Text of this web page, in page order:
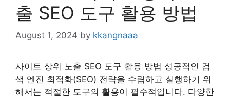
출 SEO 도구 활용 방법
August 1, 2024 by kkangnaaa
사이트 상위 노출 SEO 도구 활용 방법 성공적인 검
색 엔진 최적화(SEO) 전략을 수립하고 실행하기 위
해서는 적절한 도구의 활용이 필수적입니다. 다양한